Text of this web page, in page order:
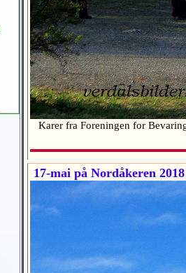
Karer fra Foreningen for
17-mai på Nordåkeren 2018